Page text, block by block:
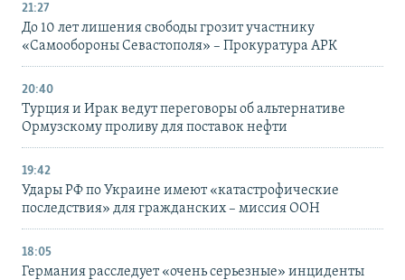
21:27
До 10 лет лишения свободы грозит участнику
«Самообороны Севастополя» – Прокуратура АРК
20:40
Турция и Ирак ведут переговоры об альтернативе
Ормузскому проливу для поставок нефти
19:42
Удары РФ по Украине имеют «катастрофические
последствия» для гражданских – миссия ООН
18:05
Германия расследует «очень серьезные» инциденты